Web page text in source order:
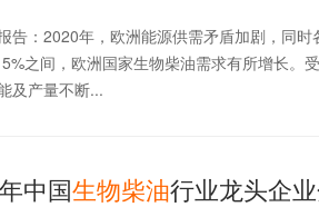
告：2020年，欧洲能源供需矛盾加剧，同
之间，欧洲国家生物柴油需求有所增长。
及产量不断...
中国生物柴油行业龙头企